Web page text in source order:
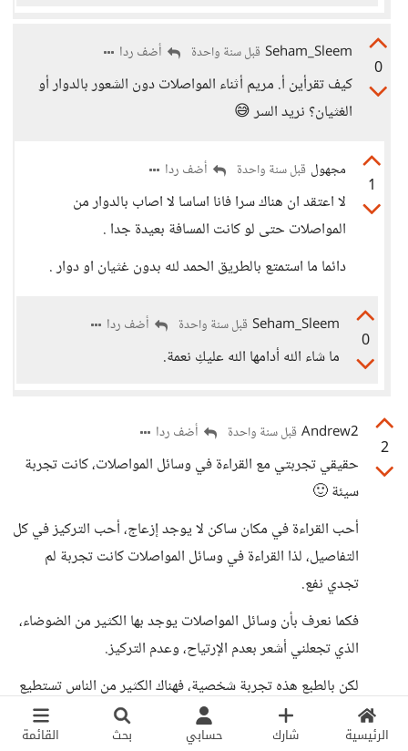
الرئيسية شارك حسابي بحث القائمة
0
Seham_Sleem قبل سنة واحدة أضف ردا
كيف تقرأين أ. مريم أثناء المواصلات دون الشعور بالدوار أو
الغثيان؟ نريد السر 😅
1
مجهول قبل سنة واحدة أضف ردا
لا اعتقد ان هناك سرا فانا اساسا لا اصاب بالدوار من
المواصلات حتى لو كانت المسافة بعيدة جدا .
دائما ما استمتع بالطريق الحمد لله بدون غثيان او دوار .
0
Seham_Sleem قبل سنة واحدة أضف ردا
ما شاء الله أدامها الله عليكِ نعمة.
2
Andrew2 قبل سنة واحدة أضف ردا
حقيقي تجربتي مع القراءة في وسائل المواصلات، كانت تجربة
سيئة 🙂
أحب القراءة في مكان ساكن لا يوجد إزعاج، أحب التركيز في كل
التفاصيل، لذا القراءة في وسائل المواصلات كانت تجربة لم
تجدي نفع.
فكما نعرف بأن وسائل المواصلات يوجد بها الكثير من الضوضاء،
الذي تجعلني أشعر بعدم الإرتياح، وعدم التركيز.
لكن بالطبع هذه تجربة شخصية، فهناك الكثير من الناس تستطيع
التركيز مع وجود أصوات مزعجة بجانبها، لذا تجربة القراءة في
وسائل المواصلات قد تكون ناجحة لهم.